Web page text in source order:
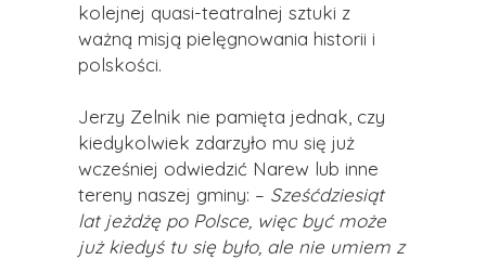
kolejnej quasi-teatralnej sztuki z
ważną misją pielęgnowania historii i
polskości.
Jerzy Zelnik nie pamięta jednak, czy
kiedykolwiek zdarzyło mu się już
wcześniej odwiedzić Narew lub inne
tereny naszej gminy: – Sześćdziesiąt
lat jeżdżę po Polsce, więc być może
już kiedyś tu się było, ale nie umiem z